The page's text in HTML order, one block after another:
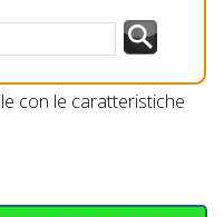
con le caratteristiche